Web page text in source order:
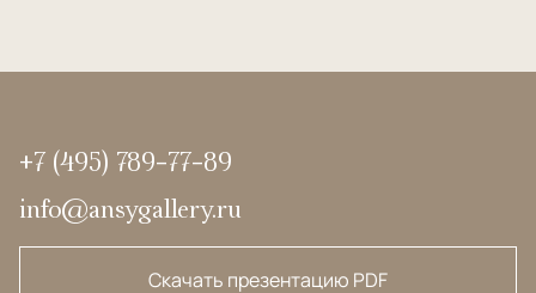
+7 (495) 789-77-89
info@ansygallery.ru
Скачать презентацию PDF